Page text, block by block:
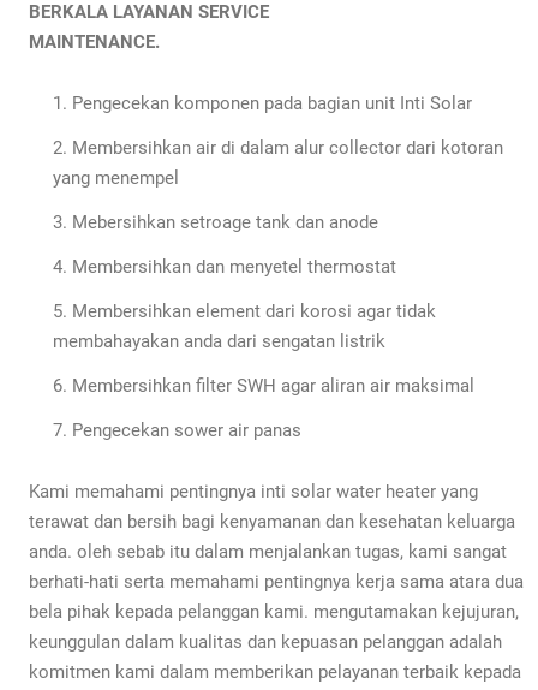
BERKALA LAYANAN SERVICE
MAINTENANCE.
Pengecekan komponen pada bagian unit Inti Solar
Membersihkan air di dalam alur collector dari kotoran
yang menempel
Mebersihkan setroage tank dan anode
Membersihkan dan menyetel thermostat
Membersihkan element dari korosi agar tidak
membahayakan anda dari sengatan listrik
Membersihkan filter SWH agar aliran air maksimal
Pengecekan sower air panas
Kami memahami pentingnya inti solar water heater yang
terawat dan bersih bagi kenyamanan dan kesehatan keluarga
anda. oleh sebab itu dalam menjalankan tugas, kami sangat
berhati-hati serta memahami pentingnya kerja sama atara dua
bela pihak kepada pelanggan kami. mengutamakan kejujuran,
keunggulan dalam kualitas dan kepuasan pelanggan adalah
komitmen kami dalam memberikan pelayanan terbaik kepada